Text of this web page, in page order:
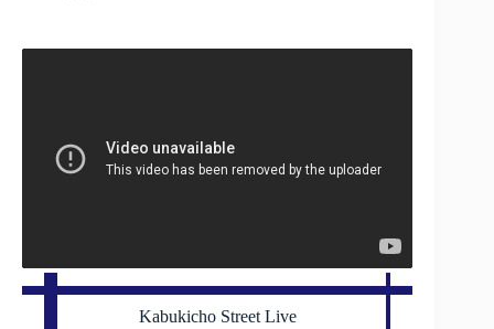
Kabukicho Street Live